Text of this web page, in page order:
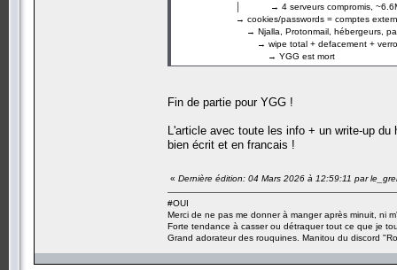
│ → 4 serveurs compromis, ~6.6M
→ cookies/passwords = comptes
→ Njalla, Protonmail, hébergeurs,
→ wipe total + defacement +
→ YGG est mort
Fin de partie pour YGG !
L'article avec toute les info + un write-up
bien écrit et en francais !
« Dernière édition: 04 Mars 2026 à 12:59:11 par
#OUI
Merci de ne pas me donner à manger après minuit, ni
Forte tendance à casser ou détraquer tout ce que je
Grand adorateur des rouquines. Manitou du discord